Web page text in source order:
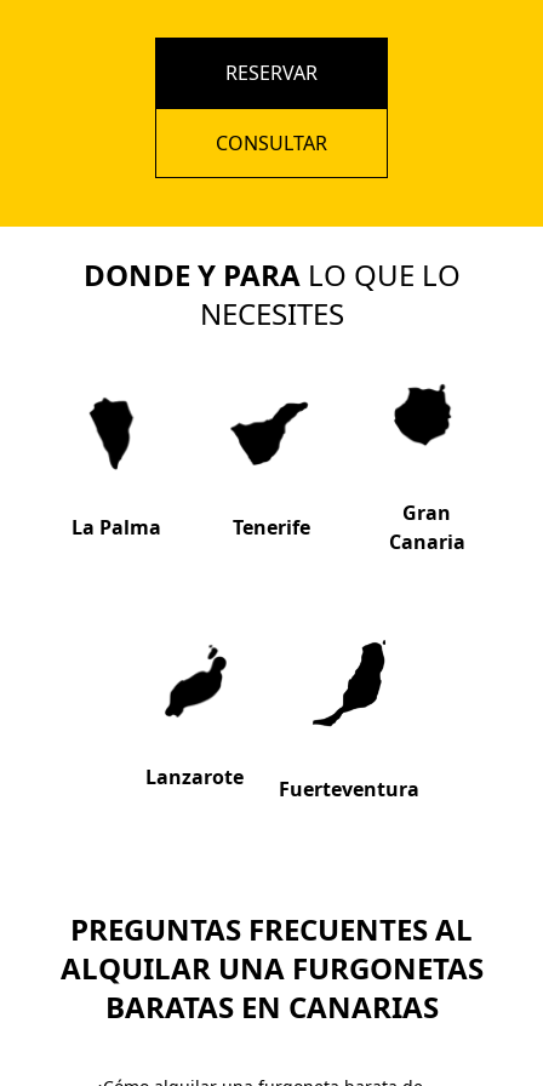
RESERVAR
CONSULTAR
DONDE Y PARALO QUE LO
NECESITES
La Palma Tenerife
Gran
Canaria
Lanzarote Fuerteventura
PREGUNTAS FRECUENTES AL
ALQUILAR UNA FURGONETAS
BARATAS EN CANARIAS